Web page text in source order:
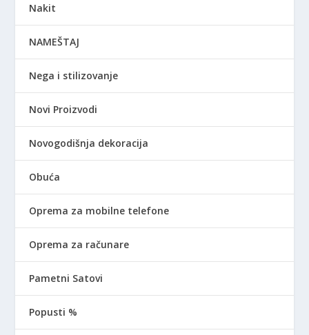
Nakit
NAMEŠTAJ
Nega i stilizovanje
Novi Proizvodi
Novogodišnja dekoracija
Obuća
Oprema za mobilne telefone
Oprema za računare
Pametni Satovi
Popusti %